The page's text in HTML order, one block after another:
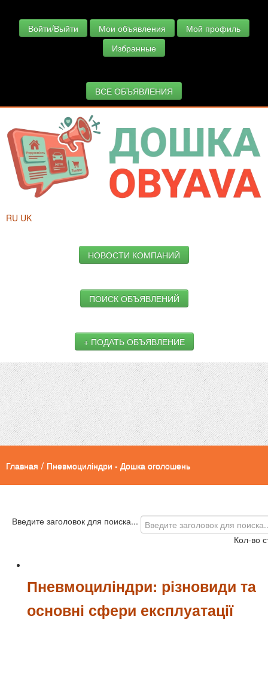
Войти/Выйти Мои объявления
Мой профиль
Избранные
ВСЕ ОБЪЯВЛЕНИЯ
RU UK
НОВОСТИ КОМПАНИЙ
ПОИСК ОБЪЯВЛЕНИЙ
+ ПОДАТЬ ОБЪЯВЛЕНИЕ
Главная / Пневмоциліндри - Дошка оголошень
Введите заголовок для поиска...
Кол-во
Пневмоциліндри: різновиди та
основні сфери експлуатації